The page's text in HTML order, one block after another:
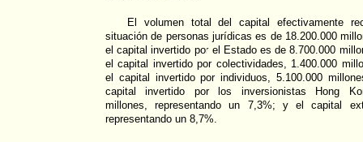
El volumen total del capital efectivamente
situación de personas jurídicas es de 18.200.000
el capital invertido por el Estado es de 8.700.000
el capital invertido por colectividades, 1.400.000
el capital invertido por individuos, 5.100.000
capital invertido por los inversionistas Hong
millones, representando un 7,3%; y el capital
representando un 8,7%.